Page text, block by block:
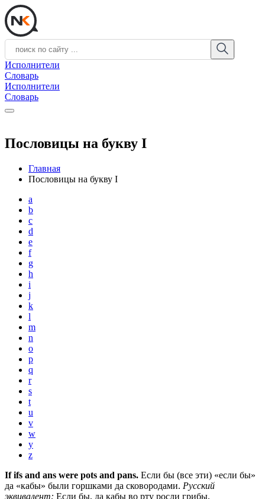
Исполнители
Словарь
Исполнители
Словарь
Пословицы на букву I
Главная
Пословицы на букву I
a
b
c
d
e
f
g
h
i
j
k
l
m
n
o
p
q
r
s
t
u
v
w
y
z
If ifs and ans were pots and pans. Если бы (все эти) «если бы»
да «кабы» были горшками да сковородами. Русский
эквивалент: Если бы, да кабы во рту росли грибы.